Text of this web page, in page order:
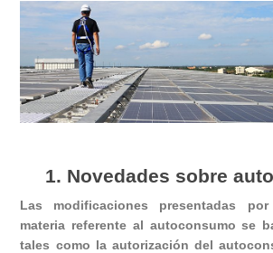
1. Novedades sobre
Las modificaciones presentadas
materia referente al autoconsumo se
tales como la autorización del